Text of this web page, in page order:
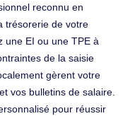
reconnu en
trésorerie de votre
une EI ou une TPE à
de la saisie
gèrent votre
vos bulletins de salaire.
pour réussir